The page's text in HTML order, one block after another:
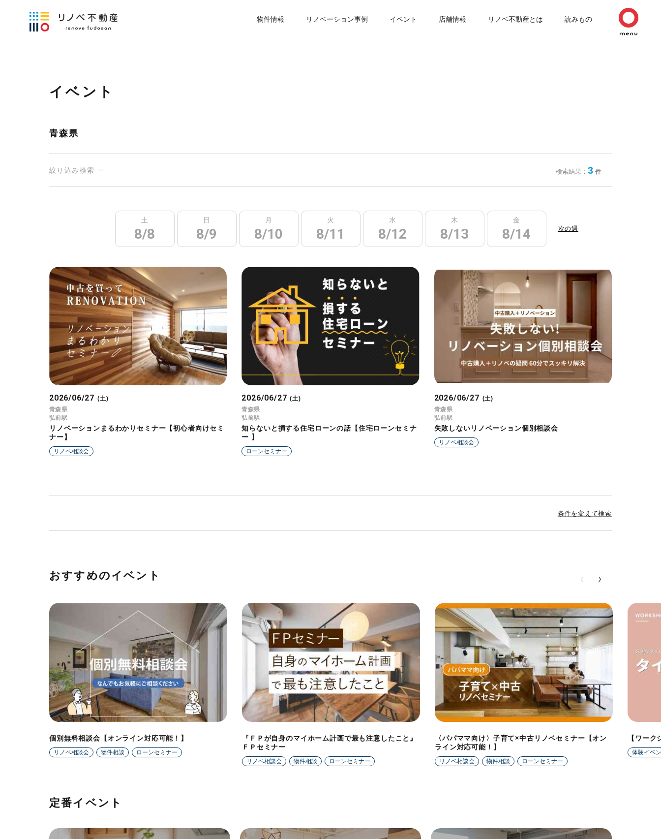
物件情報 リノベーション事例 イベント 店舗情報 リノベ不動産とは 読みもの
イベント
青森県
絞り込み検索 検索結果： 3 件
土
8/8
日
8/9
月
8/10
火
8/11
水
8/12
木
8/13
金
8/14 8/15
次の週
2026/06/27 (土)
青森県
弘前駅
リノベーションまるわかりセミナー【初心者向けセミ
ナー】
リノベ相談会
2026/06/27 (土)
青森県
弘前駅
知らないと損する住宅ローンの話【住宅ローンセミナ
ー 】
ローンセミナー
2026/06/27 (土)
青森県
弘前駅
失敗しないリノベーション個別相談会
リノベ相談会
条件を変えて検索
おすすめのイベント
個別無料相談会【オンライン対応可能！】
リノベ相談会 物件相談 ローンセミナー
『ＦＰが自身のマイホーム計画で最も注意したこと』
ＦＰセミナー
リノベ相談会 物件相談 ローンセミナー
〈パパママ向け〉子育て×中古リノベセミナー【オン
ライン対応可能！】
リノベ相談会 物件相談 ローンセミナー
【ワー
体験イベ
定番イベント